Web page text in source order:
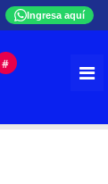
Ingresa aquí
#